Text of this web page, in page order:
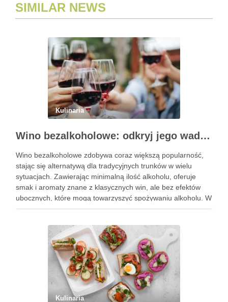
SIMILAR NEWS
Kulinaria
Wino bezalkoholowe: odkryj jego wady i zalety
Wino bezalkoholowe zdobywa coraz większą popularność,
stając się alternatywą dla tradycyjnych trunków w wielu
sytuacjach. Zawierając minimalną ilość alkoholu, oferuje
smak i aromaty znane z klasycznych win, ale bez efektów
ubocznych, które mogą towarzyszyć spożywaniu alkoholu. W
obliczu rosnącej świadomości zdrowotnej, wiele osób
Kulinaria